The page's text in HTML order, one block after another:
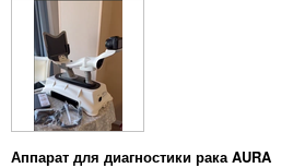
Аппарат для диагностики рака AURA